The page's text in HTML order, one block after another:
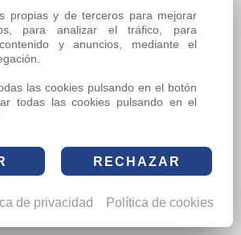
propias y de terceros para mejorar
para analizar el tráfico, para
y anuncios, mediante el
las cookies pulsando en el botón
todas las cookies pulsando en el
RECHAZAR
de privacidad Política de cookies